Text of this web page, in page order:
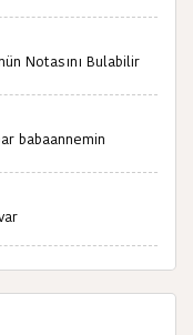
Notasını Bulabilir
babaannemin